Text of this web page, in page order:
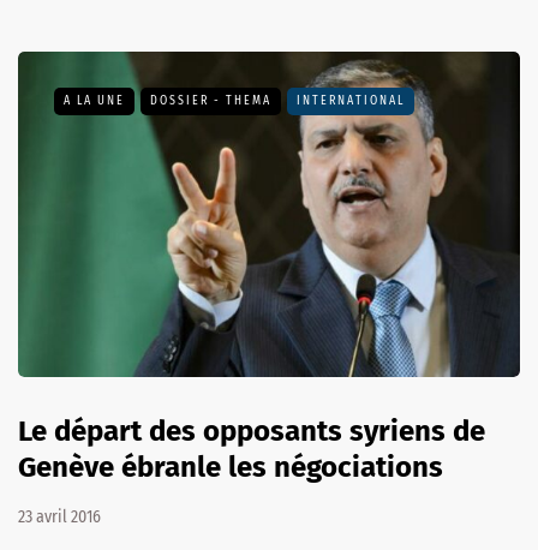
A LA UNE DOSSIER - THEMA INTERNATIONAL
Le départ des opposants syriens de
Genève ébranle les négociations
23 avril 2016